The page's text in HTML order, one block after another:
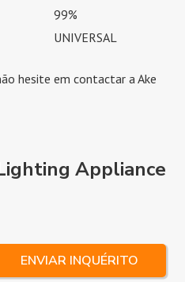
99%
UNIVERSAL
hesite em contactar a Ake
Appliance
ENVIAR INQUÉRITO